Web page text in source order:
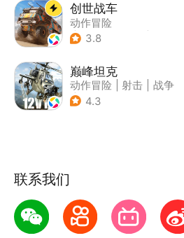
创世战车
动作冒险
| 第三人称射击
3.8
巅峰坦克
动作冒险 射击
战争
| 战术竞技
4.3
联系我们